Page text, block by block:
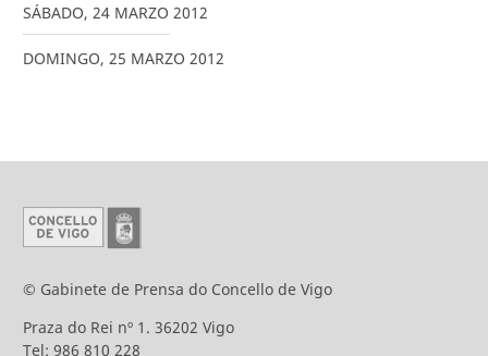
SÁBADO, 24 MARZO 2012
DOMINGO, 25 MARZO 2012
© Gabinete de Prensa do Concello de Vigo
Praza do Rei nº 1. 36202 Vigo
Tel: 986 810 228